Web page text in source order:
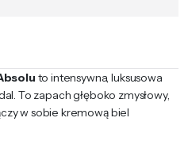
to intensywna, luksusowa
To zapach głęboko zmysłowy,
w sobie kremową biel